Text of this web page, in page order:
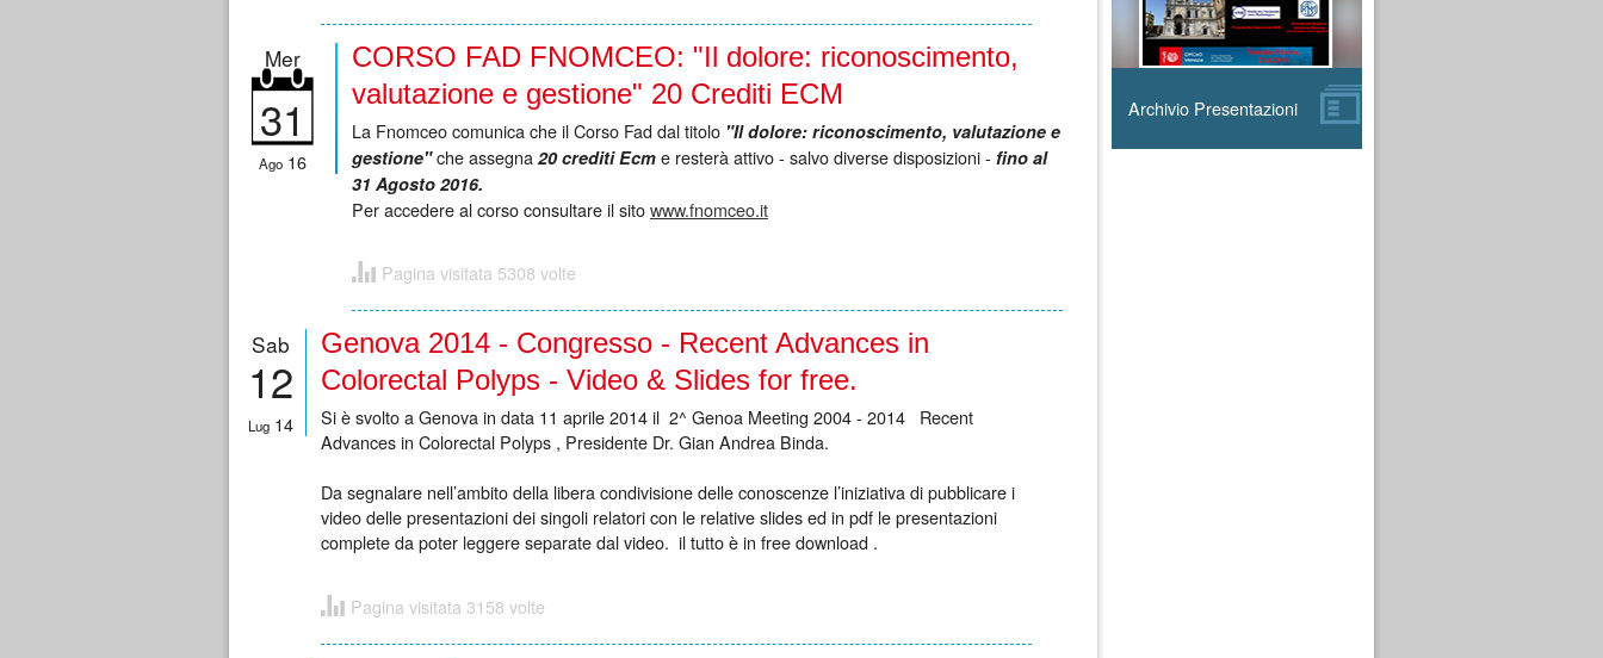
Mer
31
Ago 16
CORSO FAD FNOMCEO: "Il dolore: riconoscimento,
valutazione e gestione" 20 Crediti ECM
La Fnomceo comunica che il Corso Fad dal titolo "Il dolore: riconoscimento, valutazione e
gestione"che assegna 20 crediti Ecm e resterà attivo - salvo diverse disposizioni - fino al
31 Agosto 2016.
Per accedere al corso consultare il sitowww.fnomceo.it
Pagina visitata 5308 volte
Sab
12
Lug 14
Genova 2014 - Congresso - Recent Advances in
Colorectal Polyps - Video & Slides for free.
Si è svolto a Genova in data 11 aprile 2014 il 2^ Genoa Meeting 2004 - 2014 Recent
Advances in Colorectal Polyps , Presidente Dr. Gian Andrea Binda.
Da segnalare nell’ambito della libera condivisione delle conoscenze l’iniziativa di pubblicare i
video delle presentazioni dei singoli relatori con le relative slides ed in pdf le presentazioni
complete da poter leggere separate dal video. il tutto è in free download .
Pagina visitata 3158 volte
Archivio Presentazioni